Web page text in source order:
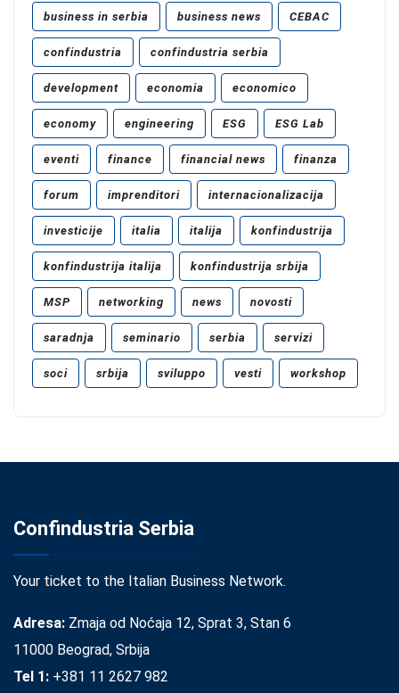
business in serbia business news CEBAC
confindustria confindustria serbia
development economia economico
economy engineering ESG ESG Lab
eventi finance financial news finanza
forum imprenditori internacionalizacija
investicije italia italija konfindustrija
konfindustrija italija konfindustrija srbija
MSP networking news novosti
saradnja seminario serbia servizi
soci srbija sviluppo vesti workshop
Confindustria Serbia
Your ticket to the Italian Business Network.
Adresa: Zmaja od Noćaja 12, Sprat 3, Stan 6
11000 Beograd, Srbija
Tel 1: +381 11 2627 982